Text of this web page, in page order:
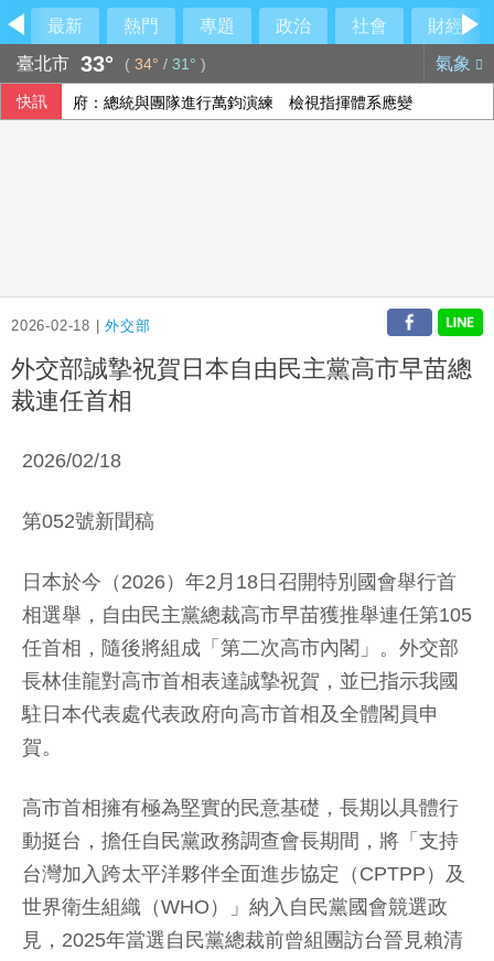
最新 熱門 專題 政治 社會
財經
臺北市 33° ( 34° / 31° ) 氣象
快訊 府：總統與團隊進行萬鈞演練 檢視指揮體系應變
2026-02-18 |外交部
外交部誠摯祝賀日本自由民主黨高市早苗總
裁連任首相
2026/02/18
第052號新聞稿
日本於今（2026）年2月18日召開特別國會舉行首
相選舉，自由民主黨總裁高市早苗獲推舉連任第105
任首相，隨後將組成「第二次高市內閣」。外交部
長林佳龍對高市首相表達誠摯祝賀，並已指示我國
駐日本代表處代表政府向高市首相及全體閣員申
賀。
高市首相擁有極為堅實的民意基礎，長期以具體行
動挺台，擔任自民黨政務調查會長期間，將「支持
台灣加入跨太平洋夥伴全面進步協定（CPTPP）及
世界衛生組織（WHO）」納入自民黨國會競選政
見，2025年當選自民黨總裁前曾組團訪台晉見賴清